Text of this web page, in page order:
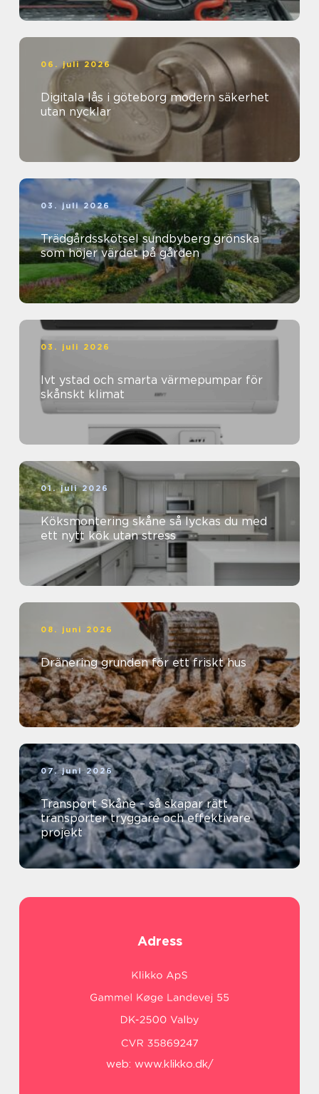
06. juli 2026
Digitala lås i göteborg modern säkerhet
utan nycklar
03. juli 2026
Trädgårdsskötsel sundbyberg grönska
som höjer värdet på gården
03. juli 2026
Ivt ystad och smarta värmepumpar för
skånskt klimat
01. juli 2026
Köksmontering skåne så lyckas du med
ett nytt kök utan stress
08. juni 2026
Dränering grunden för ett friskt hus
07. juni 2026
Transport Skåne – så skapar rätt
transporter tryggare och effektivare
projekt
Adress
web: www.klikko.dk/